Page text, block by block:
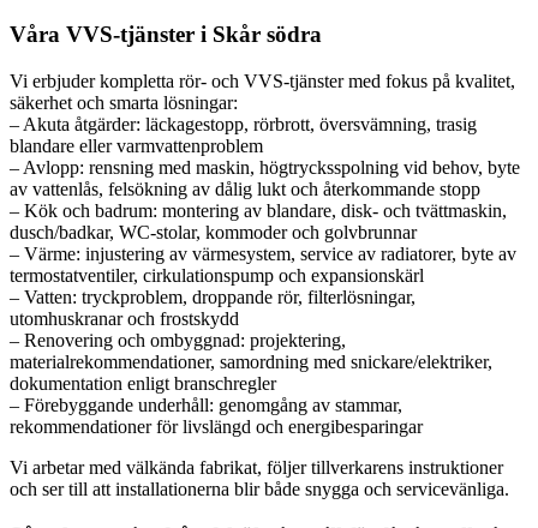
Våra VVS-tjänster i Skår södra
Vi erbjuder kompletta rör- och VVS-tjänster med fokus på kvalitet,
säkerhet och smarta lösningar:
– Akuta åtgärder: läckagestopp, rörbrott, översvämning, trasig
blandare eller varmvattenproblem
– Avlopp: rensning med maskin, högtrycksspolning vid behov, byte
av vattenlås, felsökning av dålig lukt och återkommande stopp
– Kök och badrum: montering av blandare, disk- och tvättmaskin,
dusch/badkar, WC-stolar, kommoder och golvbrunnar
– Värme: injustering av värmesystem, service av radiatorer, byte av
termostatventiler, cirkulationspump och expansionskärl
– Vatten: tryckproblem, droppande rör, filterlösningar,
utomhuskranar och frostskydd
– Renovering och ombyggnad: projektering,
materialrekommendationer, samordning med snickare/elektriker,
dokumentation enligt branschregler
– Förebyggande underhåll: genomgång av stammar,
rekommendationer för livslängd och energibesparingar
Vi arbetar med välkända fabrikat, följer tillverkarens instruktioner
och ser till att installationerna blir både snygga och servicevänliga.